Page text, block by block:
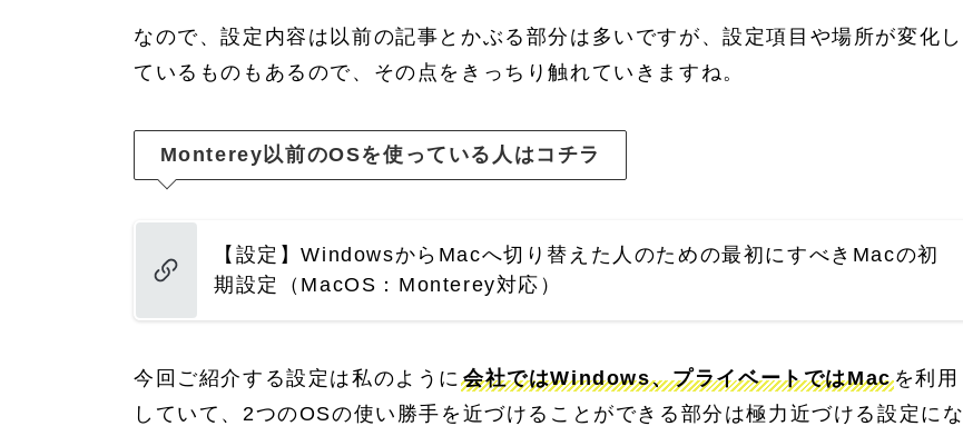
なので、設定内容は以前の記事とかぶる部分は多いですが、設定項目や場所が変化し
ているものもあるので、その点をきっちり触れていきますね。
Monterey以前のOSを使っている人はコチラ
【設定】WindowsからMacへ切り替えた人のための最初にすべきMacの初
期設定（MacOS：Monterey対応）
今回ご紹介する設定は私のように 会社ではWindows、プライベートではMacを利用
していて、2つのOSの使い勝手を近づけることができる部分は極力近づける設定にな